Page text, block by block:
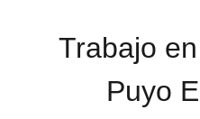
Trabajo
Puyo